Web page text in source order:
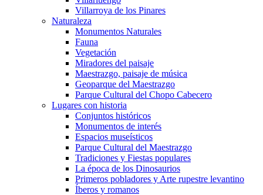
Villarroya de los Pinares
Naturaleza
Monumentos Naturales
Fauna
Vegetación
Miradores del paisaje
Maestrazgo, paisaje de música
Geoparque del Maestrazgo
Parque Cultural del Chopo Cabecero
Lugares con historia
Conjuntos históricos
Monumentos de interés
Espacios museísticos
Parque Cultural del Maestrazgo
Tradiciones y Fiestas populares
La época de los Dinosaurios
Primeros pobladores y Arte rupestre levantino
Íberos y romanos